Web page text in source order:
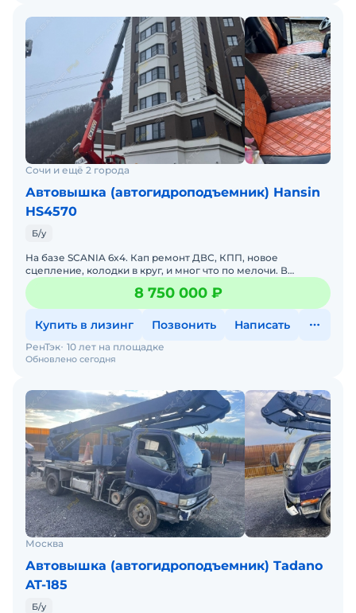
Сочи и ещё 2 города
Автовышка (автогидроподъемник) Hansin
HS4570
Б/у
На базе SCANIA 6x4. Кап ремонт ДВС, КПП, новое
сцепление, колодки в круг, и мног что по мелочи. В
хорошем состоянии. Цена без НДС. В наличии. Торг
возможен.
8 750 000 ₽
Купить в лизинг Позвонить Написать
Обновлено сегодня
РенТэк 10 лет на площадке
Москва
Автовышка (автогидроподъемник) Tadano
AT-185
Б/у